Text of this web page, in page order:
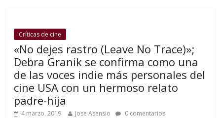
Críticas de cine
«No dejes rastro (Leave No Trace)»;
Debra Granik se confirma como una
de las voces indie más personales del
cine USA con un hermoso relato
padre-hija
4 marzo, 2019 Jose Asensio 0 comentarios